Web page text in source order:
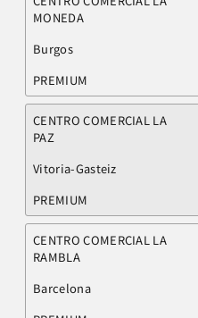
MONEDA
Burgos
PREMIUM
CENTRO COMERCIAL LA
PAZ
Vitoria-Gasteiz
PREMIUM
CENTRO COMERCIAL LA
RAMBLA
Barcelona